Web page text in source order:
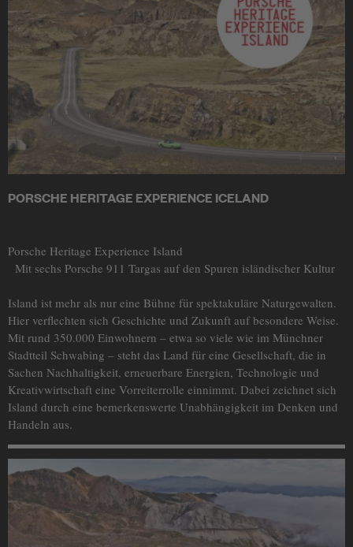
PORSCHE HERITAGE EXPERIENCE ICELAND
Porsche Heritage Experience Island
Mit sechs Porsche 911 Targas auf den Spuren isländischer Kultur
Island ist mehr als nur eine Bühne für spektakuläre Naturgewalten.
Hier verflechten sich Geschichte und Zukunft auf besondere Weise.
Mit rund 350.000 Einwohnern – etwa so viele wie im Münchner
Stadtteil Schwabing – steht das Land für eine Gesellschaft, die in
Sachen Nachhaltigkeit, erneuerbare Energien, Technologie und
Kreativwirtschaft eine Vorreiterrolle einnimmt. Dabei zeichnet sich
Island durch eine bemerkenswerte Unabhängigkeit im Denken und
Handeln aus.